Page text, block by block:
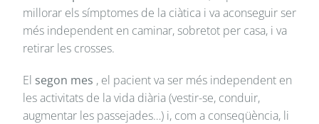
millorar els símptomes de la ciàtica i va aconseguir ser
més independent en caminar, sobretot per casa, i va
retirar les crosses.
El segon mes , el pacient va ser més independent en
les activitats de la vida diària (vestir-se, conduir,
augmentar les passejades…) i, com a conseqüència, li